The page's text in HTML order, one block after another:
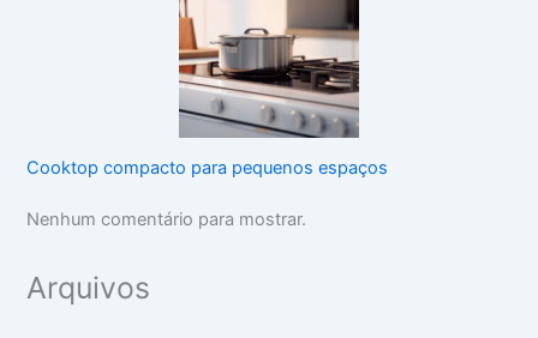
Cooktop compacto para pequenos espaços
Nenhum comentário para mostrar.
Arquivos